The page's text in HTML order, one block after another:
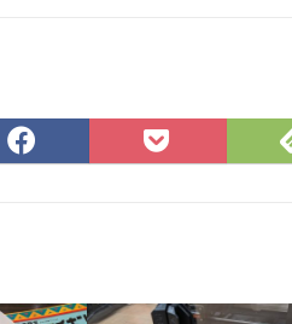
Facebook
で
Pocket
に